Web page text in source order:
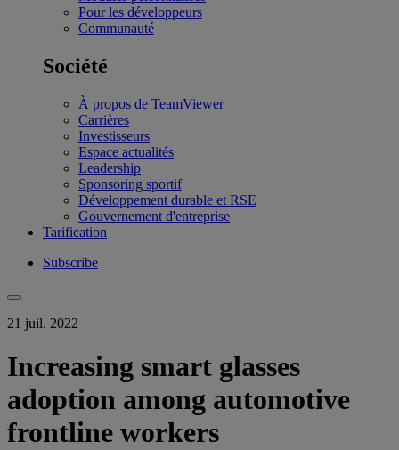
Pour les développeurs
Communauté
Société
À propos de TeamViewer
Carrières
Investisseurs
Espace actualités
Leadership
Sponsoring sportif
Développement durable et RSE
Gouvernement d'entreprise
Tarification
Subscribe
21 juil. 2022
Increasing smart glasses
adoption among automotive
frontline workers